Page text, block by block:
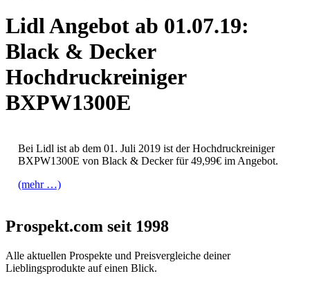
Lidl Angebot ab 01.07.19:
Black & Decker
Hochdruckreiniger
BXPW1300E
Bei Lidl ist ab dem 01. Juli 2019 ist der Hochdruckreiniger
BXPW1300E von Black & Decker für 49,99€ im Angebot.
(mehr …)
Prospekt.com seit 1998
Alle aktuellen Prospekte und Preisvergleiche deiner
Lieblingsprodukte auf einen Blick.